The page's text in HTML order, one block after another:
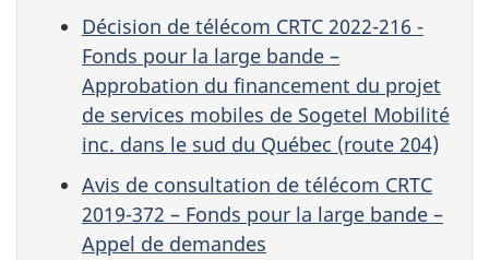
Décision de télécom CRTC 2022-216 -
Fonds pour la large bande –
Approbation du financement du projet
de services mobiles de Sogetel Mobilité
inc. dans le sud du Québec (route 204)
Avis de consultation de télécom CRTC
2019-372 – Fonds pour la large bande –
Appel de demandes